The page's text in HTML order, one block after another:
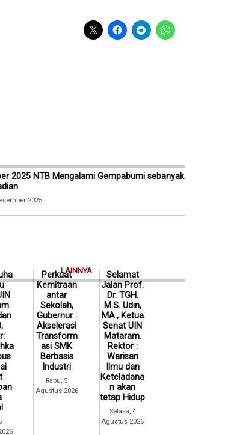
2025 NTB Mengalami Gempabumi sebanyak
2025
LAINNYA
Perkuat
Kemitraan
antar
Sekolah,
Gubernur :
Akselerasi
Transform
asi SMK
Berbasis
Industri
Rabu, 5
Agustus 2026
Selamat
Jalan Prof.
Dr. TGH.
M.S. Udin,
MA., Ketua
Senat UIN
Mataram.
Rektor :
Warisan
Ilmu dan
Keteladana
n akan
tetap Hidup
Selasa, 4
Agustus 2026